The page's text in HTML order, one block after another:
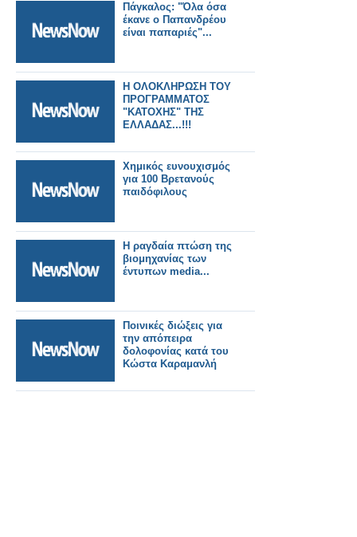
Πάγκαλος: "Όλα όσα
έκανε ο Παπανδρέου
είναι παπαριές"...
Η ΟΛΟΚΛΗΡΩΣΗ ΤΟΥ
ΠΡΟΓΡΑΜΜΑΤΟΣ
"ΚΑΤΟΧΗΣ" ΤΗΣ
ΕΛΛΑΔΑΣ...!!!
Χημικός ευνουχισμός
για 100 Βρετανούς
παιδόφιλους
H ραγδαία πτώση της
βιομηχανίας των
έντυπων media...
Ποινικές διώξεις για
την απόπειρα
δολοφονίας κατά του
Κώστα Καραμανλή